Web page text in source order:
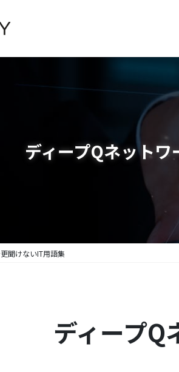
ディープQネット
聞けないIT用語集
ディープQ